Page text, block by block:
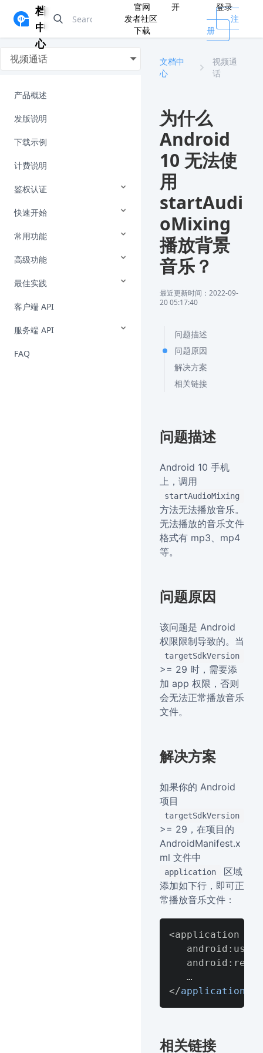
档
中
心
官网
开
发者社区
下载
登录
注
册
视频通话
产品概述
发版说明
下载示例
计费说明
鉴权认证
快速开始
常用功能
高级功能
最佳实践
客户端 API
服务端 API
FAQ
文档中
心
视频通
话
为什么
Android
10 无法使
用
startAudi
oMixing
播放背景
音乐？
最近更新时间：2022-09-
20 05:17:40
问题描述
问题原因
解决方案
相关链接
问题描述
Android 10 手机
上，调用
startAudioMixing
方法无法播放音乐。
无法播放的音乐文件
格式有 mp3、mp4
等。
问题原因
该问题是 Android
权限限制导致的。当
targetSdkVersion
>= 29 时，需要添
加 app 权限，否则
会无法正常播放音乐
文件。
解决方案
如果你的 Android
项目
targetSdkVersion
>= 29，在项目的
AndroidManifest.x
ml 文件中
application
区域
添加如下行，即可正
常播放音乐文件：
<application
</application
相关链接